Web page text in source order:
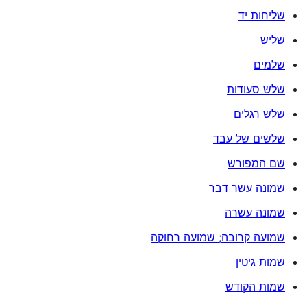
שליחות יד
שליש
שלמים
שלש סעודות
שלש רגלים
שלשים של עבד
שם המפורש
שמונה עשר דבר
שמונה עשרה
שמועה קרובה; שמועה רחוקה
שמות גיטין
שמות הקודש